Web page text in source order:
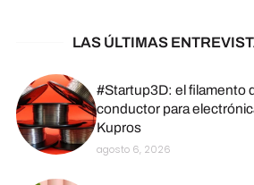
3D en
LAS ÚLTIMAS
#Startup3D: el filamento
conductor para
Kupros
agosto 6, 2026